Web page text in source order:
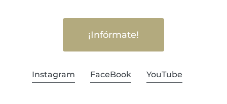
¡Infórmate!
Instagram FaceBook YouTube